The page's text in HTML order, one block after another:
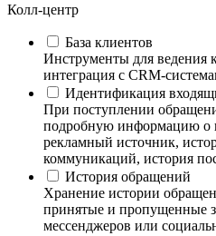
Колл-центр
База клиентов
Инструменты для ведения
интеграция с CRM-
Идентификация
При поступлении
подробную информацию о
рекламный источник,
коммуникаций, история
История обращений
Хранение истории
принятые и пропущенные
мессенджеров или